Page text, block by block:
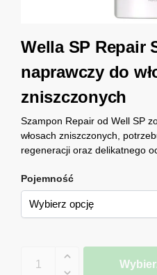
Wella SP Repair
naprawczy do
zniszczonych
Szampon Repair od Well SP
włosach zniszczonych,
regeneracji oraz delikatnego
Pojemność